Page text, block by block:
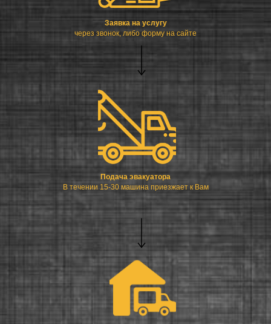
Заявка на услугу
через звонок, либо форму на сайте
Подача эвакуатора
В течении 15-30 машина приезжает к Вам